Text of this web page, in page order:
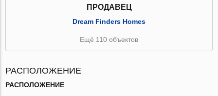
ПРОДАВЕЦ
Dream Finders Homes
Ещё 110 объектов
РАСПОЛОЖЕНИЕ
РАСПОЛОЖЕНИЕ